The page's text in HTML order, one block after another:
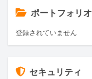
ポートフォリオ
登録されていません
セキュリティ